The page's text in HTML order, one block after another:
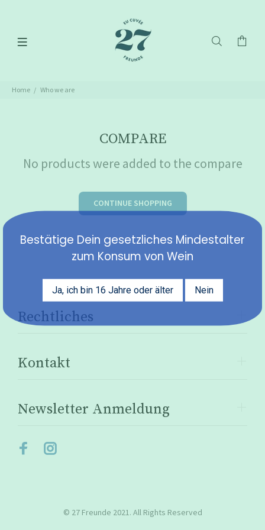
Home Who we are
COMPARE
No products were added to the compare
CONTINUE SHOPPING
Rechtliches
Kontakt
Newsletter Anmeldung
© 27 Freunde 2021. All Rights Reserved
Bestätige Dein gesetzliches Mindestalter
zum Konsum von Wein
Ja, ich bin 16 Jahre oder älter Nein